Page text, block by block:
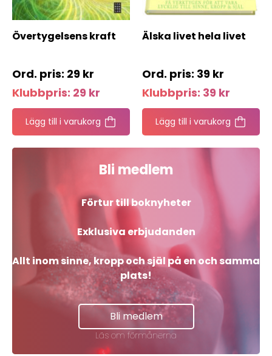
Övertygelsens kraft
29 kr
Klubbpris: 29 kr
Lägg till i varukorg
Älska livet hela livet
39 kr
Klubbpris: 39 kr
Lägg till i varukorg
Bli medlem
Förtur till boknyheter
Exklusiva erbjudanden
Allt inom sinne, kropp och själ på en och samma
plats!
Bli medlem
Läs om förmånerna